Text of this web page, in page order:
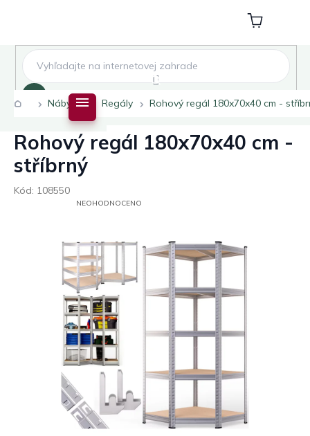
Nákupní
košík
DomůNábytek Regály Rohový regál 180x70x40 cm -
Rohový regál 180x70x40 cm -
stříbrný
Kód: 108550
PRŮMĚRNÉ
HVĚZDIČEK.
NEOHODNOCENO